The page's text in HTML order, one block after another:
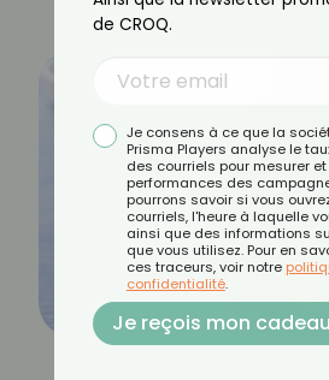
de CROQ.
Je consens à ce que la
Prisma Players analyse le
des courriels pour mesurer
performances des
pourrons savoir si vous
courriels, l'heure à laquelle
ainsi que des informations
que vous utilisez. Pour en
ces traceurs, voir notre
confidentialité.
Je reçois mon